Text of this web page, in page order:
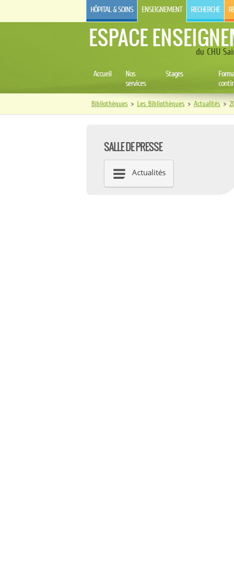
HÔPITAL & SOINS ENSEIGNEMENT RECHERCHE
ESPACE du CHU
Accueil
Nos
services
Stages
Bibliothèques > Les Bibliothèques > Actualités >
SALLE DE PRESSE
Actualités